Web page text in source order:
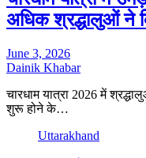
अधिक श्रद्धालुओं ने
June 3, 2026
Dainik Khabar
चारधाम यात्रा 2026 में
शुरू होने के…
Uttarakhand